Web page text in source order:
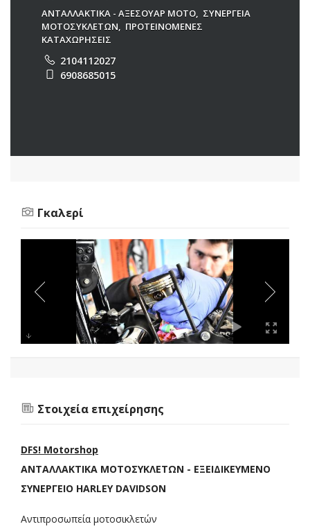
ΑΝΤΑΛΛΑΚΤΙΚΑ - ΑΞΕΣΟΥΑΡ ΜΟΤΟ, ΣΥΝΕΡΓΕΙΑ
ΜΟΤΟΣΥΚΛΕΤΩΝ, ΠΡΟΤΕΙΝΟΜΕΝΕΣ
ΚΑΤΑΧΩΡΗΣΕΙΣ
2104112027
6908685015
Γκαλερί
Στοιχεία επιχείρησης
DFS! Motorshop
ΑΝΤΑΛΛΑΚΤΙΚΑ ΜΟΤΟΣΥΚΛΕΤΩΝ - ΕΞΕΙΔΙΚΕΥΜΕΝΟ
ΣΥΝΕΡΓΕΙΟ HARLEY DAVIDSON
Αντιπροσωπεία μοτοσικλετών